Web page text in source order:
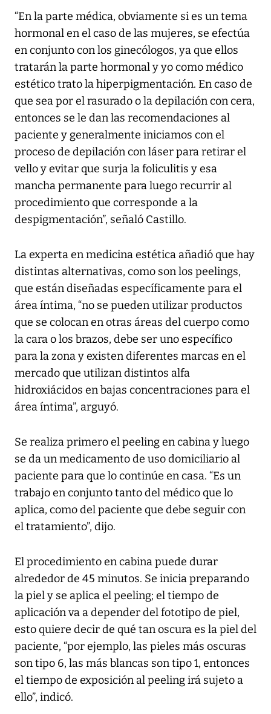
“En la parte médica, obviamente si es un tema
hormonal en el caso de las mujeres, se efectúa
en conjunto con los ginecólogos, ya que ellos
tratarán la parte hormonal y yo como médico
estético trato la hiperpigmentación. En caso de
que sea por el rasurado o la depilación con cera,
entonces se le dan las recomendaciones al
paciente y generalmente iniciamos con el
proceso de depilación con láser para retirar el
vello y evitar que surja la foliculitis y esa
mancha permanente para luego recurrir al
procedimiento que corresponde a la
despigmentación”, señaló Castillo.
La experta en medicina estética añadió que hay
distintas alternativas, como son los peelings,
que están diseñadas específicamente para el
área íntima, “no se pueden utilizar productos
que se colocan en otras áreas del cuerpo como
la cara o los brazos, debe ser uno específico
para la zona y existen diferentes marcas en el
mercado que utilizan distintos alfa
hidroxiácidos en bajas concentraciones para el
área íntima”, arguyó.
Se realiza primero el peeling en cabina y luego
se da un medicamento de uso domiciliario al
paciente para que lo continúe en casa. “Es un
trabajo en conjunto tanto del médico que lo
aplica, como del paciente que debe seguir con
el tratamiento”, dijo.
El procedimiento en cabina puede durar
alrededor de 45 minutos. Se inicia preparando
la piel y se aplica el peeling; el tiempo de
aplicación va a depender del fototipo de piel,
esto quiere decir de qué tan oscura es la piel del
paciente, “por ejemplo, las pieles más oscuras
son tipo 6, las más blancas son tipo 1, entonces
el tiempo de exposición al peeling irá sujeto a
ello”, indicó.